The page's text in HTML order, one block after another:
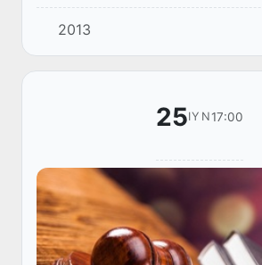
Shoʻmanay va Kegeyli
Karantin qoidalariga qatʼiy amal
tashkil...
2013
25IYN17:00